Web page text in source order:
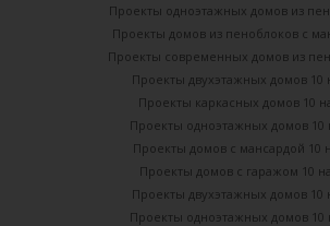
Проекты одноэтажных домов из
Проекты домов из пеноблоков с
Проекты современных домов из
Проекты двухэтажных домов 10
Проекты каркасных домов 10
Проекты одноэтажных домов 10
Проекты домов с мансардой 10
Проекты домов с гаражом 10
Проекты двухэтажных домов 10
Проекты одноэтажных домов 10